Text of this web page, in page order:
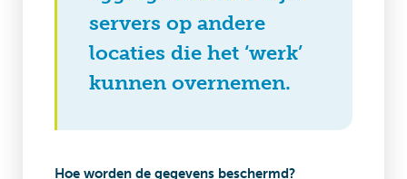
servers op andere
locaties die het ‘werk’
kunnen overnemen.
Hoe worden de gegevens beschermd?